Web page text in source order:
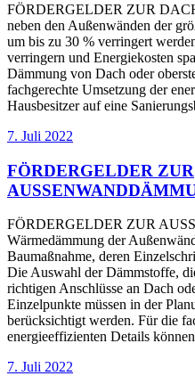
FÖRDERGELDER ZUR
neben den Außenwänden der
um bis zu 30 % verringert
verringern und Energiekosten
Dämmung von Dach oder
fachgerechte Umsetzung der
Hausbesitzer auf eine
7. Juli 2022
FÖRDERGELDER ZUR
FÖRDERGELDER ZUR
Wärmedämmung der
Baumaßnahme, deren
Die Auswahl der Dämmstoffe,
richtigen Anschlüsse an Dach
Einzelpunkte müssen in der
berücksichtigt werden. Für die
energieeffizienten Details
7. Juli 2022